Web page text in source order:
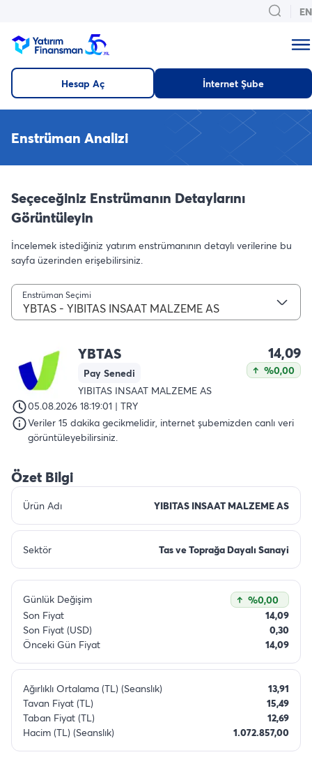
EN
Hesap Aç İnternet Şube
Enstrüman Analizi
Seçeceğiniz Enstrümanın Detaylarını
Görüntüleyin
İncelemek istediğiniz yatırım enstrümanının detaylı verilerine bu
sayfa üzerinden erişebilirsiniz.
Enstrüman Seçimi
YBTAS - YIBITAS INSAAT MALZEME AS
YBTAS
Pay Senedi
YIBITAS INSAAT MALZEME AS
14,09
%0,00
05.08.2026 18:19:01 | TRY
Veriler 15 dakika gecikmelidir, internet şubemizden canlı veri
görüntüleyebilirsiniz.
Özet Bilgi
Ürün Adı YIBITAS INSAAT MALZEME AS
Sektör Tas ve Toprağa Dayalı Sanayi
Günlük Değişim
%0,00
Son Fiyat
14,09
Son Fiyat (USD)
0,30
Önceki Gün Fiyat
14,09
Ağırlıklı Ortalama (TL) (Seanslık)
13,91
Tavan Fiyat (TL)
15,49
Taban Fiyat (TL)
12,69
Hacim (TL) (Seanslık)
1.072.857,00